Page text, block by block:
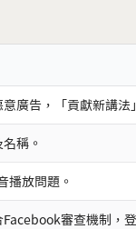
廣告，「貢獻新講法
稱。
播放問題。
審查機制，